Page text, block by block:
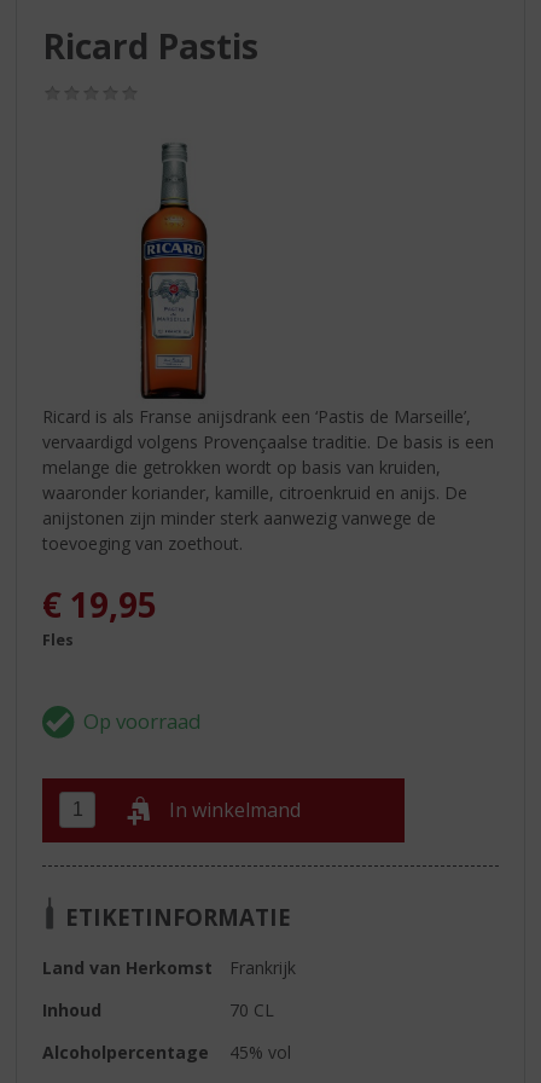
Ricard Pastis
Ricard is als Franse anijsdrank een ‘Pastis de Marseille’,
vervaardigd volgens Provençaalse traditie. De basis is een
melange die getrokken wordt op basis van kruiden,
waaronder koriander, kamille, citroenkruid en anijs. De
anijstonen zijn minder sterk aanwezig vanwege de
toevoeging van zoethout.
€ 19,95
Fles
In winkelmand
ETIKETINFORMATIE
Land van Herkomst
Frankrijk
Inhoud
70 CL
Alcoholpercentage
45% vol